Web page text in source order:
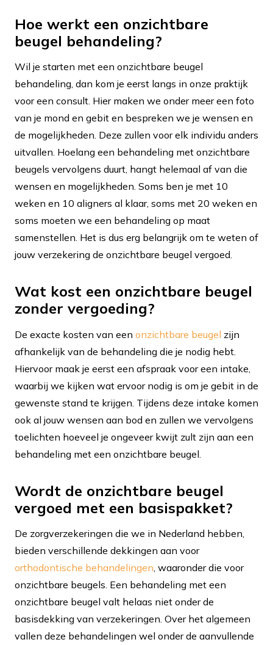
Hoe werkt een onzichtbare
beugel behandeling?
Wil je starten met een onzichtbare beugel
behandeling, dan kom je eerst langs in onze praktijk
voor een consult. Hier maken we onder meer een foto
van je mond en gebit en bespreken we je wensen en
de mogelijkheden. Deze zullen voor elk individu anders
uitvallen. Hoelang een behandeling met onzichtbare
beugels vervolgens duurt, hangt helemaal af van die
wensen en mogelijkheden. Soms ben je met 10
weken en 10 aligners al klaar, soms met 20 weken en
soms moeten we een behandeling op maat
samenstellen. Het is dus erg belangrijk om te weten of
jouw verzekering de onzichtbare beugel vergoed.
Wat kost een onzichtbare beugel
zonder vergoeding?
De exacte kosten van een onzichtbare beugel zijn
afhankelijk van de behandeling die je nodig hebt.
Hiervoor maak je eerst een afspraak voor een intake,
waarbij we kijken wat ervoor nodig is om je gebit in de
gewenste stand te krijgen. Tijdens deze intake komen
ook al jouw wensen aan bod en zullen we vervolgens
toelichten hoeveel je ongeveer kwijt zult zijn aan een
behandeling met een onzichtbare beugel.
Wordt de onzichtbare beugel
vergoed met een basispakket?
De zorgverzekeringen die we in Nederland hebben,
bieden verschillende dekkingen aan voor
orthodontische behandelingen , waaronder die voor
onzichtbare beugels. Een behandeling met een
onzichtbare beugel valt helaas niet onder de
basisdekking van verzekeringen. Over het algemeen
vallen deze behandelingen wel onder de aanvullende